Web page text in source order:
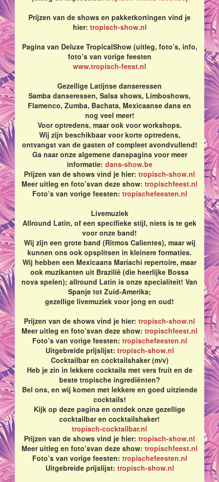
Prijzen van de shows en pakketkortingen vind je
hier: tropisch-show.nl
Pagina van Deluxe TropicalShow (uitleg, foto’s, info,
foto’s van vorige feesten
www.tropisch-feest.nl
Gezellige Latijnse danseressen
Samba danseressen, Salsa shows, Limboshows,
Flamenco, Zumba, Bachata, Mexicaanse dans en
nog veel meer!
Voor optredens, maar ook voor workshops.
Wij zijn beschikbaar voor korte optredens,
ontvangst van de gasten of compleet avondvullend!
Ga naar onze algemene danspagina voor meer
informatie: dans-show.be
Prijzen van de shows vind je hier: tropisch-show.nl
Meer uitleg en foto’svan deze show: tropischfeest.nl
Foto’s van vorige feesten: tropischefeesten.nl
Livemuziek
Allround Latin, of een specifieke stijl, niets is te gek
voor onze band!
Wij zijn een grote band (Ritmos Calientes), maar wij
kunnen ons ook opsplitsen in kleinere formaties.
Wij hebben een Mexicaans Mariachi repertoire, maar
ook muzikanten uit Brazilië (die heerlijke Bossa
nova spelen); allround Latin is onze specialiteit! Van
Spanje tot Zuid-Amerika;
gezellige livemuziek voor jong en oud!
Prijzen van de shows vind je hier: tropisch-show.nl
Meer uitleg en foto’svan deze show: tropischfeest.nl
Foto’s van vorige feesten: tropischefeesten.nl
Uitgebreide prijslijst: tropisch-show.nl
Cocktailbar en cocktailshaker (m/v)
Heb je zin in lekkere cocktails met vers fruit en de
beste tropische ingrediënten?
Bel ons, en wij komen met lekkere en goed uitziende
cocktails!
Kijk op deze pagina en ontdek onze gezellige
cocktailbar en cocktailshaker!
tropisch-cocktailbar.nl
Prijzen van de shows vind je hier: tropisch-show.nl
Meer uitleg en foto’svan deze show: tropischfeest.nl
Foto’s van vorige feesten: tropischefeesten.nl
Uitgebreide prijslijst: tropisch-show.nl